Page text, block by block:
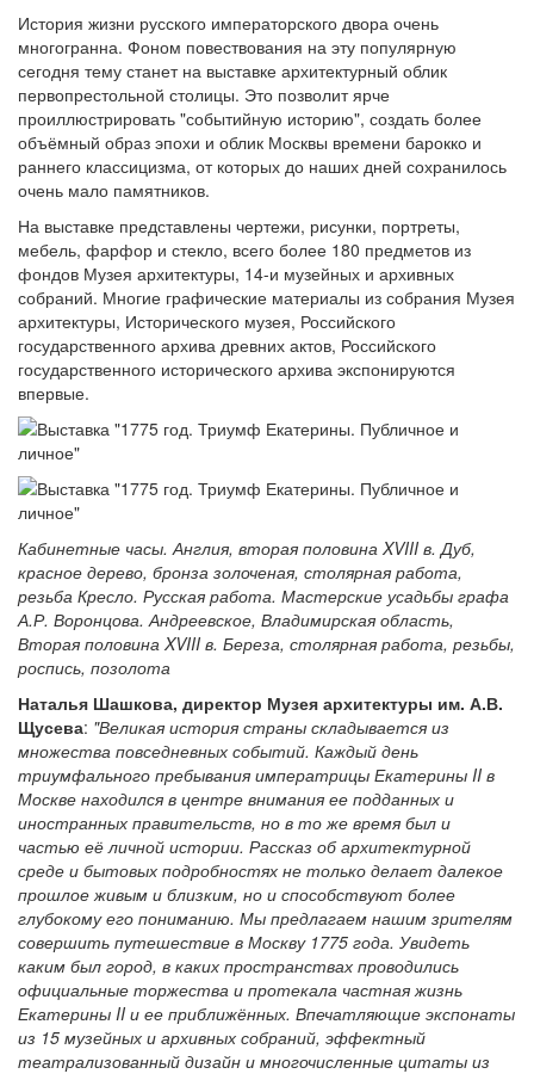
История жизни русского императорского двора очень
многогранна. Фоном повествования на эту популярную
сегодня тему станет на выставке архитектурный облик
первопрестольной столицы. Это позволит ярче
проиллюстрировать "событийную историю", создать более
объёмный образ эпохи и облик Москвы времени барокко и
раннего классицизма, от которых до наших дней сохранилось
очень мало памятников.
На выставке представлены чертежи, рисунки, портреты,
мебель, фарфор и стекло, всего более 180 предметов из
фондов Музея архитектуры, 14-и музейных и архивных
собраний. Многие графические материалы из собрания Музея
архитектуры, Исторического музея, Российского
государственного архива древних актов, Российского
государственного исторического архива экспонируются
впервые.
Кабинетные часы. Англия, вторая половина XVIII в. Дуб,
красное дерево, бронза золоченая, столярная работа,
резьба Кресло. Русская работа. Мастерские усадьбы графа
А.Р. Воронцова. Андреевское, Владимирская область,
Вторая половина XVIII в. Береза, столярная работа, резьбы,
роспись, позолота
Наталья Шашкова, директор Музея архитектуры им. А.В.
Щусева: "Великая история страны складывается из
множества повседневных событий. Каждый день
триумфального пребывания императрицы Екатерины II в
Москве находился в центре внимания ее подданных и
иностранных правительств, но в то же время был и
частью её личной истории. Рассказ об архитектурной
среде и бытовых подробностях не только делает далекое
прошлое живым и близким, но и способствуют более
глубокому его пониманию. Мы предлагаем нашим зрителям
совершить путешествие в Москву 1775 года. Увидеть
каким был город, в каких пространствах проводились
официальные торжества и протекала частная жизнь
Екатерины II и ее приближённых. Впечатляющие экспонаты
из 15 музейных и архивных собраний, эффектный
театрализованный дизайн и многочисленные цитаты из